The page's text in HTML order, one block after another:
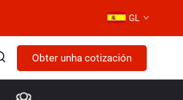
GL
Obter unha cotización